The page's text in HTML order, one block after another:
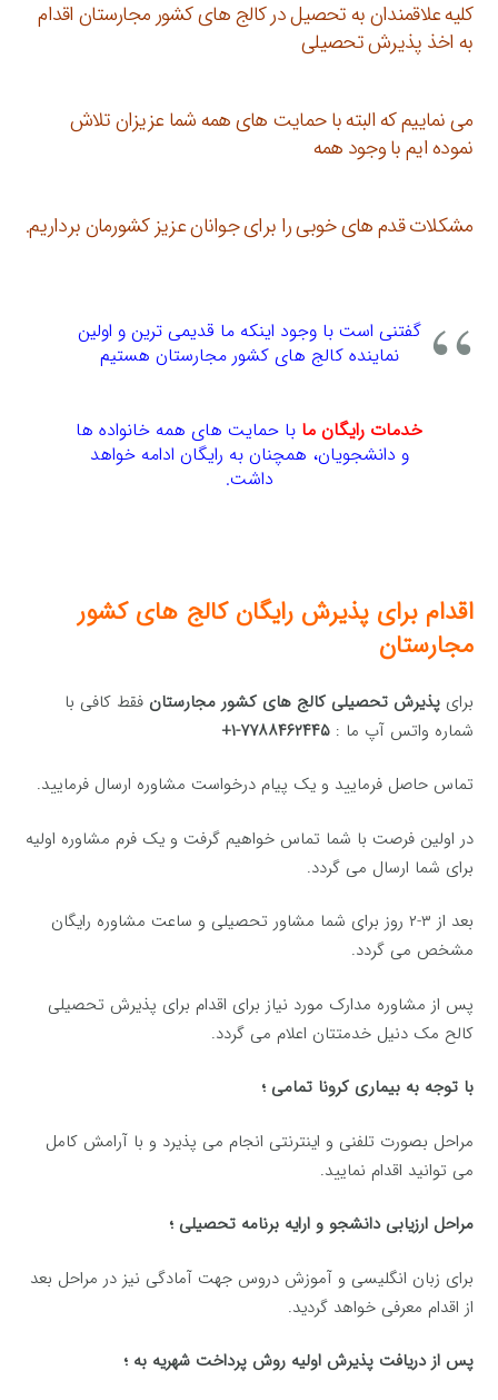
کلیه علاقمندان به تحصیل در کالج های کشور مجارستان اقدام
به اخذ پذیرش تحصیلی
می نماییم که البته با حمایت های همه شما عزیزان تلاش
نموده ایم با وجود همه
مشکلات قدم های خوبی را برای جوانان عزیز کشورمان برداریم.
گفتنی است با وجود اینکه ما قدیمی ترین و اولین
نماینده کالج های کشور مجارستان هستیم
خدمات رایگان ما با حمایت های همه خانواده ها
و دانشجویان، همچنان به رایگان ادامه خواهد
داشت.
اقدام برای پذیرش رایگان کالج های کشور
مجارستان
برایپذیرش تحصیلی کالج های کشور مجارستان فقط کافی با
شماره واتس آپ ما :۷۷۸۸۴۶۲۴۴۵-۱+
تماس حاصل فرمایید و یک پیام درخواست مشاوره ارسال فرمایید.
در اولین فرصت با شما تماس خواهیم گرفت و یک فرم مشاوره اولیه
برای شما ارسال می گردد.
بعد از ۳-۲ روز برای شما مشاور تحصیلی و ساعت مشاوره رایگان
مشخص می گردد.
پس از مشاوره مدارک مورد نیاز برای اقدام برای پذیرش تحصیلی
کالح مک دنیل خدمتتان اعلام می گردد.
با توجه به بیماری کرونا تمامی ؛
مراحل بصورت تلفنی و اینترنتی انجام می پذیرد و با آرامش کامل
می توانید اقدام نمایید.
مراحل ارزیابی دانشجو و ارایه برنامه تحصیلی ؛
برای زبان انگلیسی و آموزش دروس جهت آمادگی نیز در مراحل بعد
از اقدام معرفی خواهد گردید.
پس از دریافت پذیرش اولیه روش پرداخت شهریه به ؛